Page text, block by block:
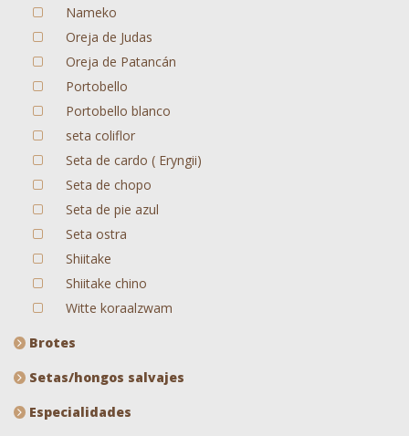
Nameko
Oreja de Judas
Oreja de Patancán
Portobello
Portobello blanco
seta coliflor
Seta de cardo ( Eryngii)
Seta de chopo
Seta de pie azul
Seta ostra
Shiitake
Shiitake chino
Witte koraalzwam
Brotes
Setas/hongos salvajes
Especialidades